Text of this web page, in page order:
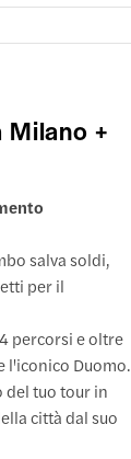
+
salva soldi,
per il
percorsi e oltre
l'iconico Duomo.
del tuo tour in
città dal suo